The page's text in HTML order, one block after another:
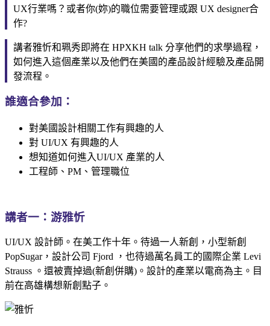
UX行業嗎？或者你(妳)的職位需要管理或跟 UX designer合
作?
講者雅忻和珮秀即將在 HPXKH talk 分享他們的求學過程，
如何進入這個產業以及他們在美國的產品設計經驗及產品開
發流程。
誰適合參加：
對美國設計相關工作有興趣的人
對 UI/UX 有興趣的人
想知道如何進入UI/UX 產業的人
工程師、PM、管理職位
講者一：游雅忻
UI/UX 設計師。在美工作十年。待過一人新創，小型新創
PopSugar，設計公司 Fjord ，也待過萬名員工的國際企業 Levi
Strauss 。還被賣掉過(新創併購)。設計的產業以電商為主。目
前在高雄構想新創點子。